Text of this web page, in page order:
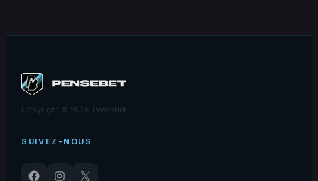
Copyright © 2026 PenseBet
SUIVEZ-NOUS
Facebook Instagram X